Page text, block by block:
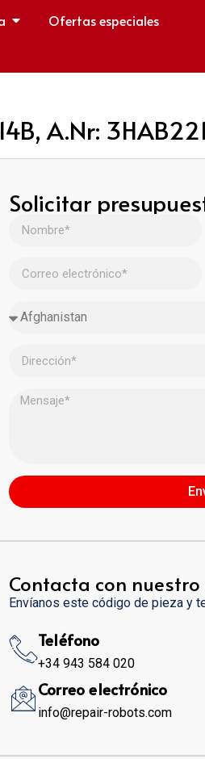
Ofertas especiales
A.Nr:
Solicitar
Contacta con
Envíanos este código de pieza y
Teléfono
+34 943 584 020
Correo electrónico
info@repair-robots.com